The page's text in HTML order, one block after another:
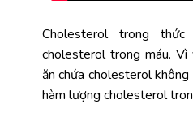
Cholesterol trong
cholesterol trong máu. Vì
ăn chứa cholesterol
hàm lượng cholesterol